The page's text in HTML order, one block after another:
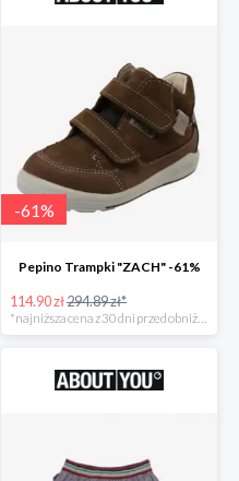
-61%
Pepino Trampki "ZACH" -61%
114.90 zł294.89 zł*